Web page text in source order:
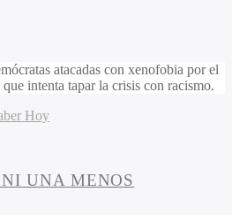
atacadas con xenofobia por el
intenta tapar la crisis con racismo.
Hoy
UNA MENOS